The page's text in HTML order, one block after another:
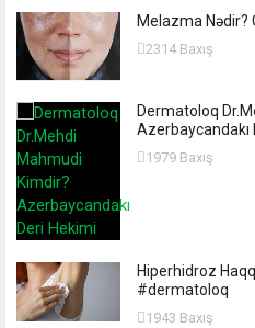
Melazma Nədir?
2314 Baxış
Dermatoloq
Azerbaycandakı
1979 Baxış
Hiperhidroz
#dermatoloq
1943 Baxış